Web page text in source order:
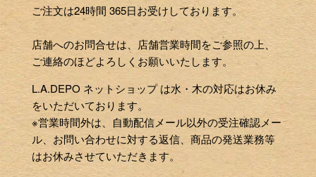
ご注文は24時間 365日お受けしております。
店舗へのお問合せは、店舗営業時間をご参照の上、
ご連絡のほどよろしくお願いいたします。
L.A.DEPO ネットショップ は水・木の対応はお休み
をいただいております。
※営業時間外は、自動配信メール以外の受注確認メー
ル、お問い合わせに対する返信、商品の発送業務等
はお休みさせていただきます。